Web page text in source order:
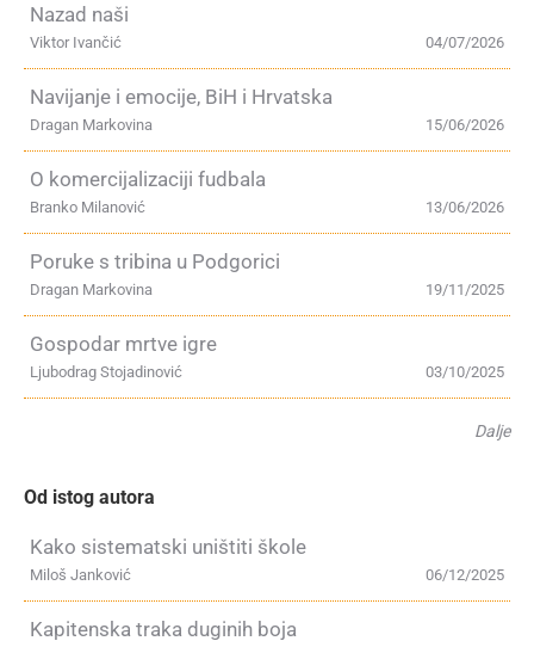
Nazad naši
04/07/2026
Viktor Ivančić
Navijanje i emocije, BiH i Hrvatska
15/06/2026
Dragan Markovina
O komercijalizaciji fudbala
13/06/2026
Branko Milanović
Poruke s tribina u Podgorici
19/11/2025
Dragan Markovina
Gospodar mrtve igre
03/10/2025
Ljubodrag Stojadinović
Dalje
Od istog autora
Kako sistematski uništiti škole
06/12/2025
Miloš Janković
Kapitenska traka duginih boja